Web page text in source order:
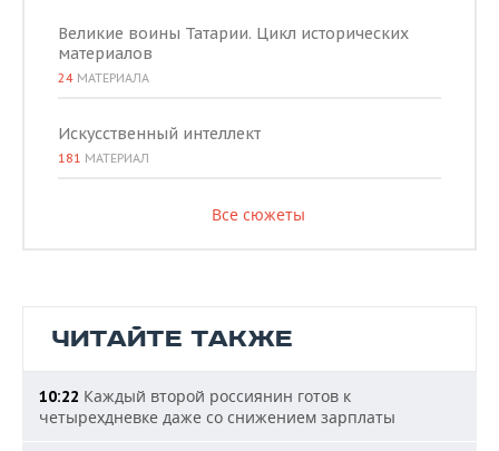
Великие воины Татарии. Цикл исторических
материалов
24 МАТЕРИАЛА
Искусственный интеллект
181 МАТЕРИАЛ
Все сюжеты
ЧИТАЙТЕ ТАКЖЕ
10:22 Каждый второй россиянин готов к
четырехдневке даже со снижением зарплаты